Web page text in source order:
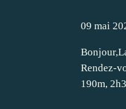
09 mai
Rendez-
190m,